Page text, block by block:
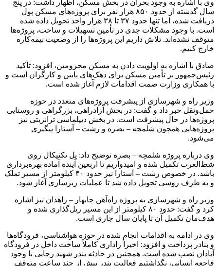
وی با اشاره به وجود بحران در بخش مسکن، اظهار داشت: در پنج
سال گذشته از حدود ۸۵۰ هزار نفر برای پروژه‌های مسکن پول
دریافت شده، اما تنها حدود ۳۷ تا ۳۸ هزار واحد تحویل داده شده
است. با وجود مشکلات جدی در تأمین تسهیلات و ساخت، پروژه‌ها
متوقف نشده‌اند. تلاش داریم این پروژه‌ها را از وضعیت نیمه‌کاره
خارج کنیم.
صادق با اشاره به اولویت‌ دادن به مسکن محرومین، افزود: تأکید
رئیس‌جمهور بر تأمین مسکن برای دهک‌های پایین و کارگران است و
با همکاری وزارت صمت اقدامات لازم آغاز شده است.
وزیر راه و شهرسازی از پیشرفت پروژه‌های متعدد در حوزه
حمل‌ونقل خبر داد و گفت: در بخش آزادراهی، بزرگراهی و روستایی
پروژه‌ها در حال پیشرفت است. در بخش دیپلماسی ترانزیتی نیز
پروژه‌هایی همچون شلمچه – بصره و رشت – آستارا پیگیری
می‌شود.
وی درباره پروژه شلمچه – بصره توضیح داد: پل تکنیکال روی
شط‌العرب تکمیل شده و امیدواریم تا اربعین آینده آماده بهره‌برداری
باشد. در خصوص رشت – آستارا نیز حدود ۴۰ کیلومتر از مسیر تملک
و به طرف روسی تحویل داده شد تا عملیات زیرسازی آغاز شود.
وزیر راه و شهرسازی به پروژه راه‌آهن چابهار – زاهدان نیز اشاره
کرد و گفت: حدود ۸۰ کیلومتر از این مسیر ریل‌گذاری شده و
هدف‌مان تکمیل آن تا پایان سال جاری است.
وی در ادامه به اقدامات انجام شده در حوزه هواشناسی، فرودگاه‌ها
و بنادر پرداخت و افزود: اخیراً راداری کاملاً ساخت داخل در فرودگاه
آبادان نصب شده است. همچنین در حادثه بندر شهید رجایی با وجود
فاجعه انسانی، نگذاشتیم فعالیت بندر بیش از چند ساعت متوقف